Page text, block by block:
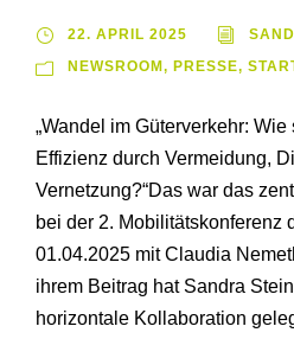
22. APRIL 2025
NEWSROOM , PRESSE,
„Wandel im Güterverkehr:
Effizienz durch Vermeidung,
Vernetzung?“Das war das
bei der 2. Mobilitätskonferenz
01.04.2025 mit Claudia
ihrem Beitrag hat Sandra
horizontale Kollaboration